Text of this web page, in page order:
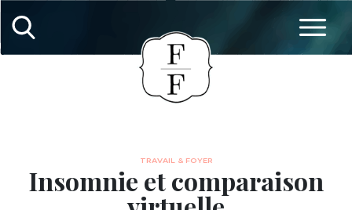
TRAVAIL & FOYER
Insomnie et comparaison